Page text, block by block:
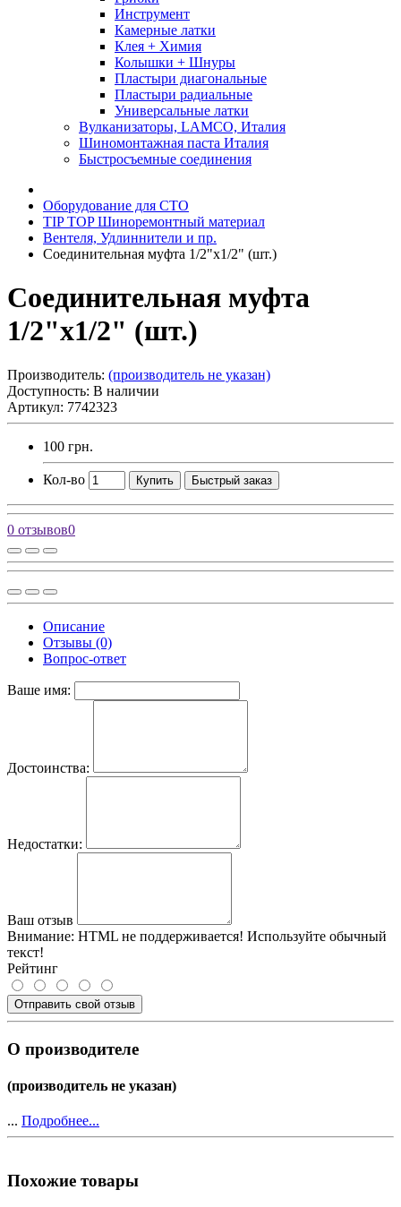
Инструмент
Камерные латки
Клея + Химия
Колышки + Шнуры
Пластыри диагональные
Пластыри радиальные
Универсальные латки
Вулканизаторы, LAMCO, Италия
Шиномонтажная паста Италия
Быстросъемные соединения
Оборудование для СТО
TIP TOP Шиноремонтный материал
Вентеля, Удлиннители и пр.
Соединительная муфта 1/2"х1/2" (шт.)
Соединительная муфта
1/2"х1/2" (шт.)
Производитель: (производитель не указан)
Доступность: В наличии
Артикул: 7742323
100 грн.
Кол-во Купить Быстрый заказ
0 отзывов0
Описание
Отзывы (0)
Вопрос-ответ
Ваше имя:
Достоинства:
Недостатки:
Ваш отзыв
Внимание: HTML не поддерживается! Используйте обычный
текст!
Рейтинг
Отправить свой отзыв
О производителе
(производитель не указан)
... Подробнее...
Похожие товары